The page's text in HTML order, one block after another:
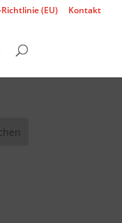
(EU) Kontakt